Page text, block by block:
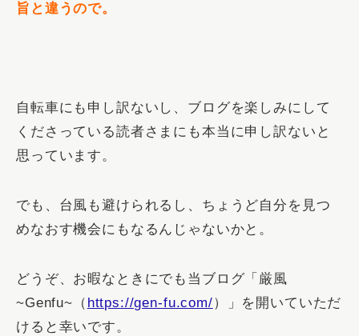
旨と違うので。
自転車にも申し訳ないし、ブログを楽しみにして
くださっている読者さまにも本当に申し訳ないと
思っています。
でも、台風も避けられるし、ちょうど自分を見つ
めなおす機会にもなるんじゃないかと。
どうぞ、お暇なときにでも当ブログ「厳風
~Genfu~（ https://gen-fu.com/）」を開いていただ
けると幸いです。